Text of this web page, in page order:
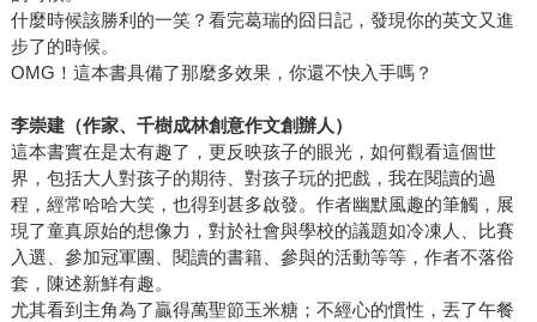
什麼時候該勝利的一笑？看完葛瑞的囧日記，發現你的英文又進
步了的時候。
OMG！這本書具備了那麼多效果，你還不快入手嗎？
李崇建（作家、千樹成林創意作文創辦人）
這本書實在是太有趣了，更反映孩子的眼光，如何觀看這個世
界，包括大人對孩子的期待、對孩子玩的把戲，我在閱讀的過
程，經常哈哈大笑，也得到甚多啟發。作者幽默風趣的筆觸，展
現了童真原始的想像力，對於社會與學校的議題如冷凍人、比賽
入選、參加冠軍團、閱讀的書籍、參與的活動等等，作者不落俗
套，陳述新鮮有趣。
尤其看到主角為了贏得萬聖節玉米糖；不經心的慣性，丟了午餐